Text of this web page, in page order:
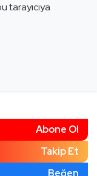
tarayıcıya
Abone Ol
Takip Et